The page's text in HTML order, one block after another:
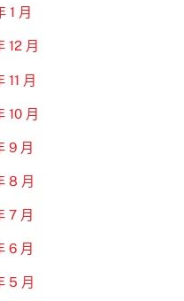
1 月
12 月
11 月
10 月
9 月
8 月
7 月
6 月
5 月